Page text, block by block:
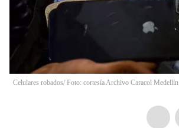
Celulares robados/ Foto: cortesía Archivo Caracol Medellín